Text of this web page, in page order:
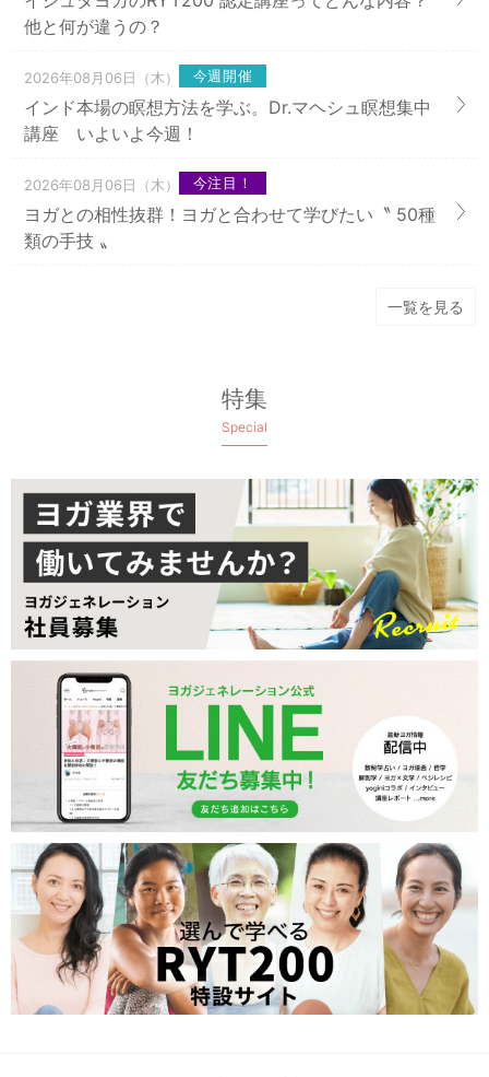
他と何が違うの？
2026年08月06日（木） 今週開催
インド本場の瞑想方法を学ぶ。Dr.マヘシュ瞑想集中
講座 いよいよ今週！
2026年08月06日（木） 今注目！
ヨガとの相性抜群！ヨガと合わせて学びたい〝 50種
類の手技 〟
一覧を見る
特集
Special